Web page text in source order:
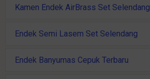
Kamen Endek AirBrass Set Selendang
Endek Semi Lasem Set Selendang
Endek Banyumas Cepuk Terbaru